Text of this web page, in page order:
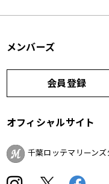
メンバーズ
会員登録
オフィシャルサイト
千葉ロッテマリーンズ